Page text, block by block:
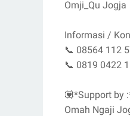
Omji_Qu Jogja
Informasi /
📞 08564 112
📞 0819 0422
💟*Support by
Omah Ngaji